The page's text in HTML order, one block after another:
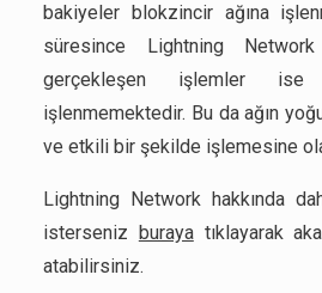
bakiyeler blokzincir ağına
süresince Lightning
gerçekleşen işlemler ise
işlenmemektedir. Bu da ağın
ve etkili bir şekilde işlemesine
Lightning Network hakkında
isterseniz burayatıklayarak
atabilirsiniz.